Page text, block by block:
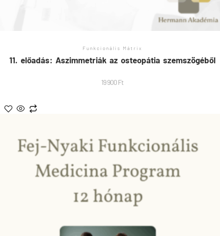
Funkcionális Mátrix
11. előadás: Aszimmetriák az osteopátia szemszögéből
19 900Ft